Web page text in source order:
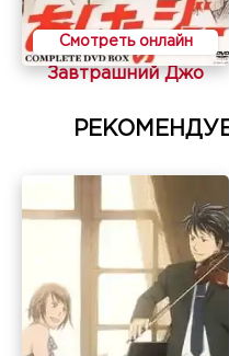
Смотреть онлайн
Завтрашний Джо